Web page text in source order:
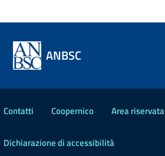
ANBSC
Contatti Coopernico Area riservata
Dichiarazione di accessibilità